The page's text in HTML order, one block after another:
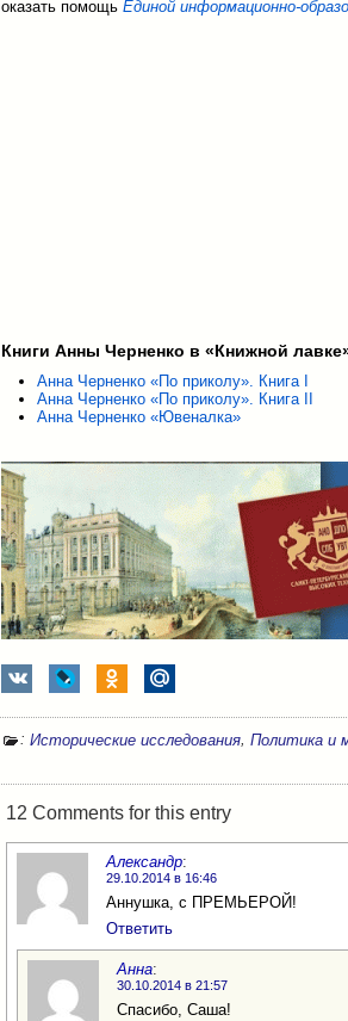
оказать помощь Единой информационно-
Книги Анны Черненко в «Книжной
Анна Черненко «По приколу». Книга I
Анна Черненко «По приколу». Книга II
Анна Черненко «Ювеналка»
: Исторические исследования, Политика и
12 Comments for this entry
Александр:
29.10.2014 в 16:46
Аннушка, с ПРЕМЬЕРОЙ!
Ответить
Анна:
30.10.2014 в 21:57
Спасибо, Саша!